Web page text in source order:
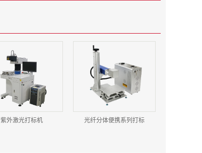
紫外激光打标机 光纤分体便携系列打标